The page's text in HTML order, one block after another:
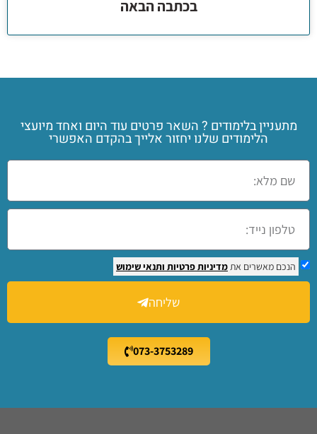
בכתבה הבאה
מתעניין בלימודים ? השאר פרטים עוד היום ואחד מיועצי
הלימודים שלנו יחזור אלייך בהקדם האפשרי
הנכם מאשרים אתמדיניות פרטיות ותנאי שימוש
שליחה
073-3753289